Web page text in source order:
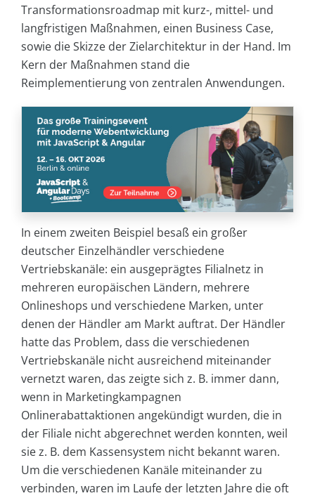
Transformationsroadmap mit kurz-, mittel- und
langfristigen Maßnahmen, einen Business Case,
sowie die Skizze der Zielarchitektur in der Hand. Im
Kern der Maßnahmen stand die
Reimplementierung von zentralen Anwendungen.
In einem zweiten Beispiel besaß ein großer
deutscher Einzelhändler verschiedene
Vertriebskanäle: ein ausgeprägtes Filialnetz in
mehreren europäischen Ländern, mehrere
Onlineshops und verschiedene Marken, unter
denen der Händler am Markt auftrat. Der Händler
hatte das Problem, dass die verschiedenen
Vertriebskanäle nicht ausreichend miteinander
vernetzt waren, das zeigte sich z. B. immer dann,
wenn in Marketingkampagnen
Onlinerabattaktionen angekündigt wurden, die in
der Filiale nicht abgerechnet werden konnten, weil
sie z. B. dem Kassensystem nicht bekannt waren.
Um die verschiedenen Kanäle miteinander zu
verbinden, waren im Laufe der letzten Jahre die oft